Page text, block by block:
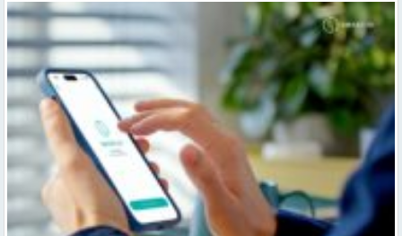
Pievienojies vairāk kā 1,2 miljoniem digitālās identitātes Smart-ID
lietotājiem